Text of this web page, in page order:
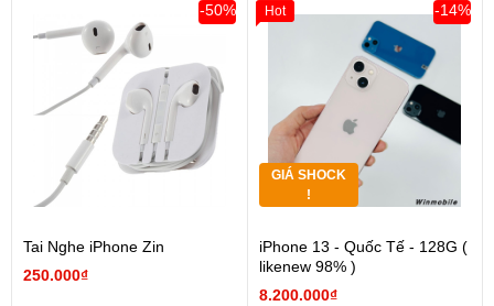
Tai Nghe iPhone Zin
250.000₫
-50%
GIÁ SHOCK
!
iPhone 13 - Quốc Tế - 128G (
likenew 98% )
8.200.000₫
-14%
Hot